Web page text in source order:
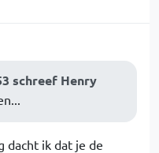
schreef Henry
dacht ik dat je de